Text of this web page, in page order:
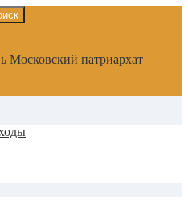
Московский патриархат